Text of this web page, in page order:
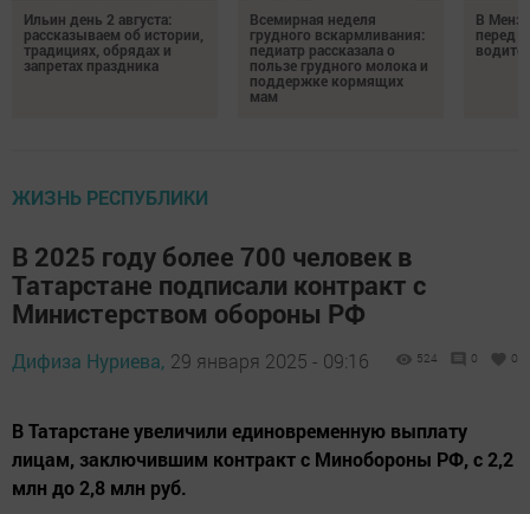
Ильин день 2 августа:
рассказываем об истории,
традициях, обрядах и
запретах праздника
Всемирная неделя
грудного вскармливания:
педиатр рассказала о
пользе грудного молока и
поддержке кормящих
мам
В
перед
ЖИЗНЬ РЕСПУБЛИКИ
В 2025 году более 700 человек в
Татарстане подписали контракт с
Министерством обороны РФ
Дифиза Нуриева, 29 января 2025 - 09:16 524 0 0
В Татарстане увеличили единовременную выплату
лицам, заключившим контракт с Минобороны РФ, с 2,2
млн до 2,8 млн руб.